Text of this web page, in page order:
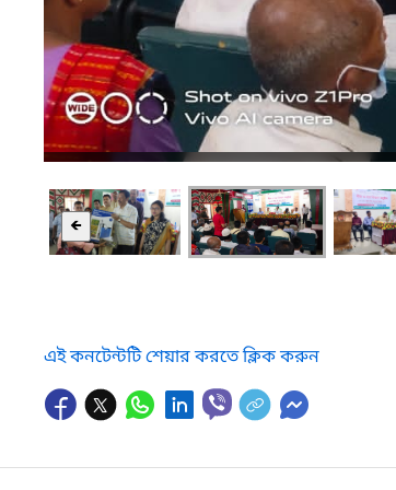
🡸
এই কনটেন্টটি শেয়ার করতে ক্লিক করুন